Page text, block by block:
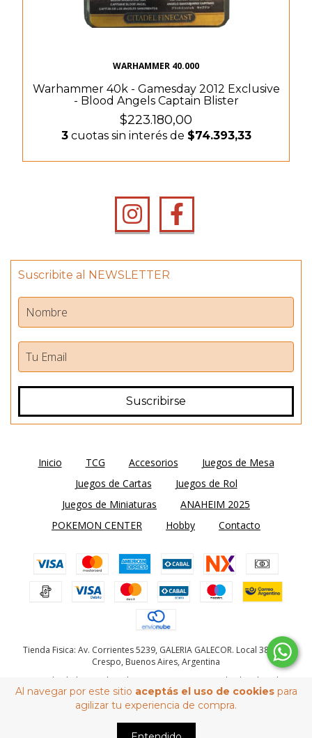
Al navegar por este sitio aceptás el uso de cookiespara
agilizar tu experiencia de compra.
WARHAMMER 40.000
Warhammer 40k - Gamesday 2012 Exclusive
- Blood Angels Captain Blister
$223.180,00
3cuotas sin interés de $74.393,33
Suscribite al NEWSLETTER
Inicio TCG Accesorios
Juegos de Mesa
Juegos de Cartas
Juegos de Rol
Juegos de Miniaturas
ANAHEIM 2025
POKEMON CENTER
Hobby Contacto
Tienda Fisica: Av. Corrientes 5239, GALERIA GALECOR. Local 38. Villa
Crespo, Buenos Aires, Argentina
Copyright El Abismo de Helm Wargames - 2026. Todos los derechos
reservados.
Defensa de las y los consumidores. Para reclamosingrese aquí